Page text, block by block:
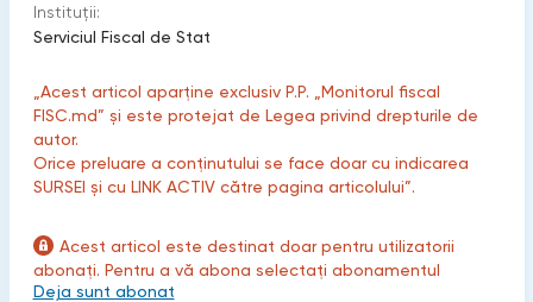
Instituții:
Serviciul Fiscal de Stat
„Acest articol aparține exclusiv P.P. „Monitorul fiscal
FISC.md” și este protejat de Legea privind drepturile de
autor.
Orice preluare a conținutului se face doar cu indicarea
SURSEI și cu LINK ACTIV către pagina articolului”.
Acest articol este destinat doar pentru utilizatorii
abonați. Pentru a vă abona selectați abonamentul
Deja sunt abonat